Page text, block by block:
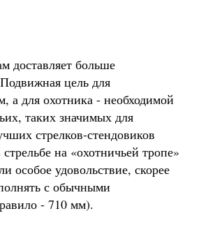
доставляет больше
цель для
а для охотника - необходимой
таких значимых для
стрелков-стендовиков
на «охотничьей тропе»
особое удовольствие, скорее
с обычными
- 710 мм).